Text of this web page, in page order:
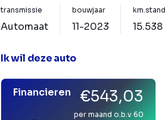
transmissie
Automaat
bouwjaar
11-2023
km.stand
15.538
Ik wil deze auto
Financieren €543,03
per maand o.b.v 60